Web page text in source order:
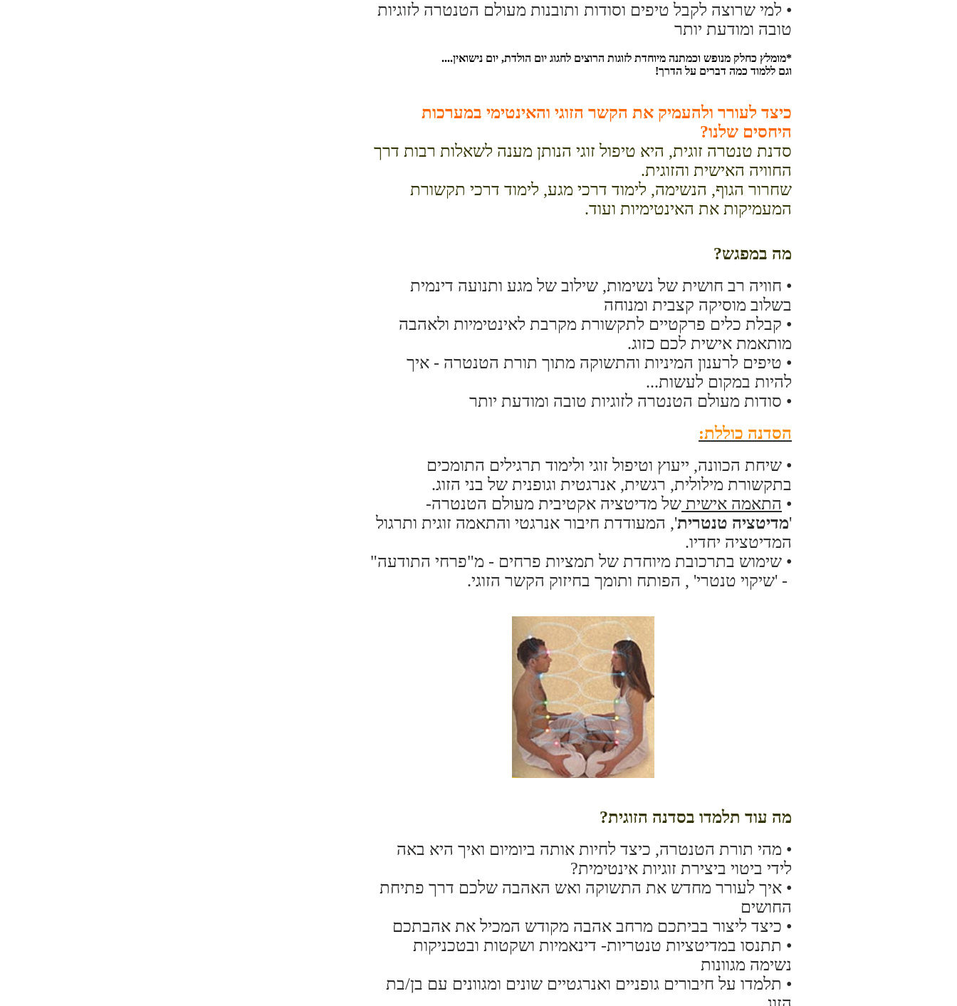
• למי שרוצה לקבל טיפים וסודות ותובנות מעולם הטנטרה לזוגיות
טובה ומודעת יותר
*מומלץ כחלק מנופש וכמתנה מיוחדת לזוגות הרוצים לחגוג יום הולדת, יום נישואין....
וגם ללמוד כמה דברים על הדרך!
כיצד לעורר ולהעמיק את הקשר הזוגי והאינטימי במערכות
היחסים שלנו?
סדנת טנטרה זוגית, היא טיפול זוגי הנותן מענה לשאלות רבות דרך
החוויה האישית והזוגית.
שחרור הגוף, הנשימה, לימוד דרכי מגע, לימוד דרכי תקשורת
המעמיקות את האינטימיות ועוד.
מה במפגש?
• חוויה רב חושית של נשימות, שילוב של מגע ותנועה דינמית
בשלוב מוסיקה קצבית ומנוחה
• קבלת כלים פרקטיים לתקשורת מקרבת לאינטימיות ולאהבה
מותאמת אישית לכם כזוג.
• טיפים לרענון המיניות והתשוקה מתוך תורת הטנטרה - איך
להיות במקום לעשות...
• סודות מעולם הטנטרה לזוגיות טובה ומודעת יותר
הסדנה כוללת:
• שיחת הכוונה, ייעוץ וטיפול זוגי ולימוד תרגילים התומכים
בתקשורת מילולית, רגשית, אנרגטית וגופנית של בני הזוג.
• התאמה אישית של מדיטציה אקטיבית מעולם הטנטרה-
'מדיטציה טנטרית', המעודדת חיבור אנרגטי והתאמה זוגית ותרגול
המדיטציה יחדיו.
• שימוש בתרכובת מיוחדת של תמציות פרחים - מ"פרחי התודעה"
- 'שיקוי טנטרי' , הפותח ותומך בחיזוק הקשר הזוגי.
מה עוד תלמדו בסדנה הזוגית?
• מהי תורת הטנטרה, כיצד לחיות אותה ביומיום ואיך היא באה
לידי ביטוי ביצירת זוגיות אינטימית?
• איך לעורר מחדש את התשוקה ואש האהבה שלכם דרך פתיחת
החושים
• כיצד ליצור בביתכם מרחב אהבה מקודש המכיל את אהבתכם
• תתנסו במדיטציות טנטריות- דינאמיות ושקטות ובטכניקות
נשימה מגוונות
• תלמדו על חיבורים גופניים ואנרגטיים שונים ומגוונים עם בן/בת